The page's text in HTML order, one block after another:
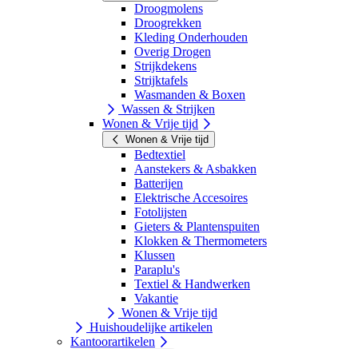
Droogmolens
Droogrekken
Kleding Onderhouden
Overig Drogen
Strijkdekens
Strijktafels
Wasmanden & Boxen
Wassen & Strijken
Wonen & Vrije tijd
Wonen & Vrije tijd
Bedtextiel
Aanstekers & Asbakken
Batterijen
Elektrische Accesoires
Fotolijsten
Gieters & Plantenspuiten
Klokken & Thermometers
Klussen
Paraplu's
Textiel & Handwerken
Vakantie
Wonen & Vrije tijd
Huishoudelijke artikelen
Kantoorartikelen